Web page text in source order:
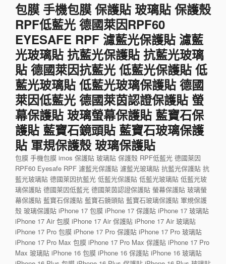
包膜 手機包膜 保護貼 玻璃貼 保護殼
RPF低藍光 德國萊因RPF60
EYESAFE RPF 濾藍光保護貼 濾藍
光玻璃貼 抗藍光保護貼 抗藍光玻璃
貼 德國萊因抗藍光 低藍光保護貼 低
藍光玻璃貼 低藍光玻璃保護貼 德國
萊因低藍光 德國萊茵認證保護貼 螢
幕保護貼 玻璃螢幕保護貼 藍寶石保
護貼 藍寶石鏡頭貼 藍寶石玻璃保護
貼 軍規保護殼 玻璃保護貼
包膜 手機包膜 imos 保護貼 玻璃貼 保護殼 RPF低藍光 德國萊因
RPF60 Eyesafe RPF 濾藍光保護貼 濾藍光玻璃貼 抗藍光保護貼 抗
藍光玻璃貼 德國萊因抗藍光 低藍光保護貼 低藍光玻璃貼 低藍光玻
璃保護貼 德國萊因低藍光 德國萊茵認證保護貼 螢幕保護貼 玻璃螢
幕保護貼 藍寶石保護貼 藍寶石鏡頭貼 藍寶石玻璃保護貼 軍規保護
殼 玻璃保護貼 iPhone 17 包膜 iPhone 17 保護貼 iPhone 17 玻璃貼
iPhone 17 Air 包膜 iPhone 17 Air 保護貼 iPhone 17 Air 玻璃貼
iPhone 17 Pro 包膜 iPhone 17 Pro 保護貼 iPhone 17 Pro 玻璃貼
iPhone 17 Pro Max 包膜 iPhone 17 Pro Max 保護貼 iPhone 17 Pro
Max 玻璃貼 iPhone 16 包膜 iPhone 16 保護貼 iPhone 16 玻璃貼